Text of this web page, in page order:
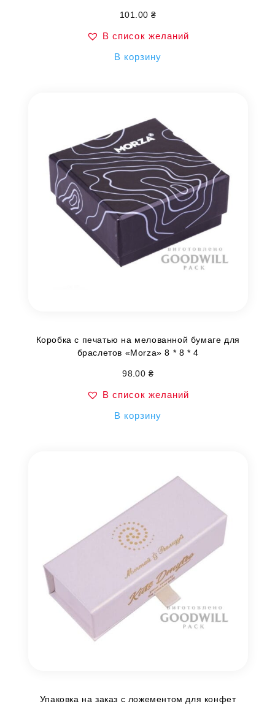
101.00 ₴
В список желаний
В корзину
Коробка с печатью на мелованной бумаге для
браслетов «Morza» 8 * 8 * 4
98.00 ₴
В список желаний
В корзину
Упаковка на заказ с ложементом для конфет